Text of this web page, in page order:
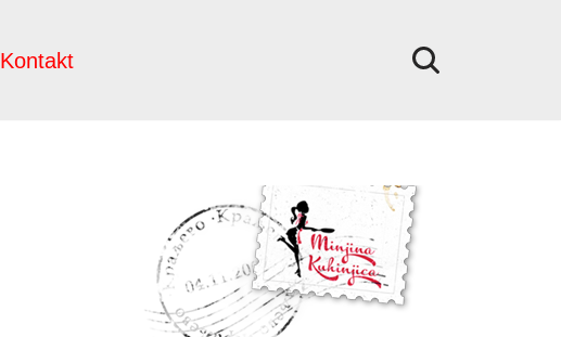
Kontakt